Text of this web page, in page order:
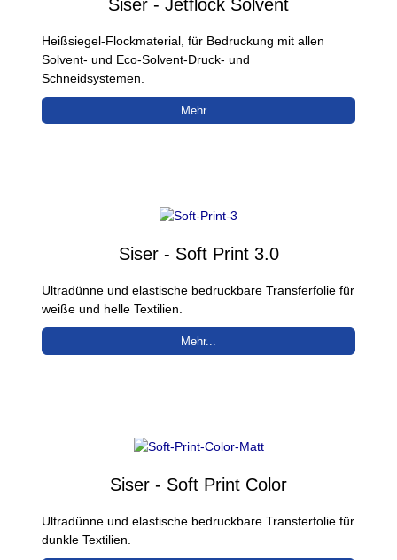
Siser - Jetflock Solvent
Heißsiegel-Flockmaterial, für Bedruckung mit allen
Solvent- und Eco-Solvent-Druck- und
Schneidsystemen.
Mehr...
Siser - Soft Print 3.0
Ultradünne und elastische bedruckbare Transferfolie für
weiße und helle Textilien.
Mehr...
Siser - Soft Print Color
Ultradünne und elastische bedruckbare Transferfolie für
dunkle Textilien.